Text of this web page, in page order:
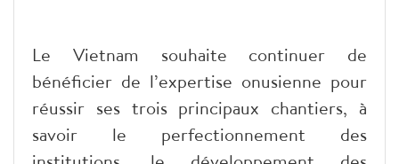
Le Vietnam souhaite continuer de
bénéficier de l’expertise onusienne pour
réussir ses trois principaux chantiers, à
savoir le perfectionnement des